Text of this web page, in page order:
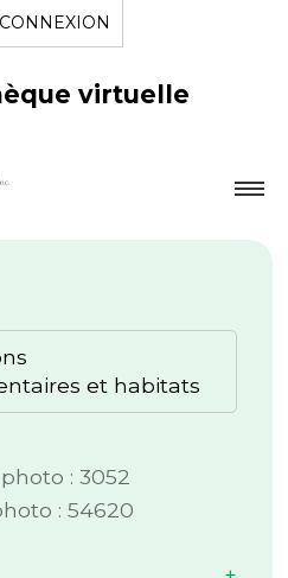
CONNEXION
virtuelle
et habitats
: 3052
: 54620